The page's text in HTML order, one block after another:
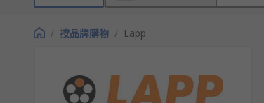
/ 按品牌購物 / Lapp